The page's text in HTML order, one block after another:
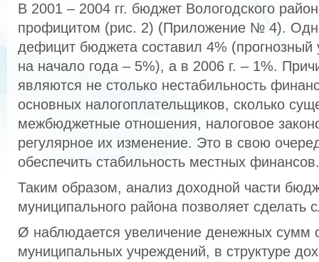
В 2001 – 2004 гг. бюджет Вологодского
профицитом (рис. 2) (Приложение № 4).
дефицит бюджета составил 4% (прогнозный
на начало года – 5%), а в 2006 г. – 1%.
являются не столько нестабильность
основных налогоплательщиков, сколько
межбюджетные отношения, налоговое
регулярное их изменение. Это в свою
обеспечить стабильность местных финансов.
Таким образом, анализ доходной части
муниципального района позволяет
Ø наблюдается увеличение денежных сумм
муниципальных учреждений, в структуре